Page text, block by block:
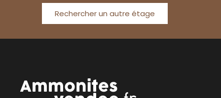
Rechercher un autre étage